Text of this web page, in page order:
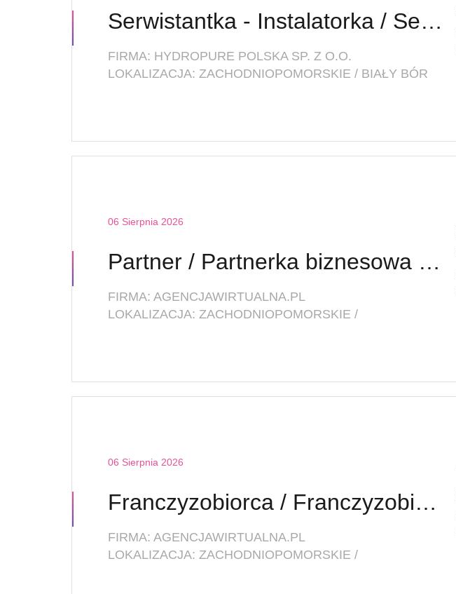
Serwistantka - Instalatorka / Serwisant - Instalator Urządzeń do Uzdatniania Wody
FIRMA: HYDROPURE POLSKA SP. Z O.O.
LOKALIZACJA: ZACHODNIOPOMORSKIE / BIAŁY BÓR
06 Sierpnia 2026
Partner / Partnerka biznesowa – agencja marketingu internetowego (model franczyzowy)
FIRMA: AGENCJAWIRTUALNA.PL
LOKALIZACJA: ZACHODNIOPOMORSKIE /
06 Sierpnia 2026
Franczyzobiorca / Franczyzobiorczyni Agencji Marketingowej
FIRMA: AGENCJAWIRTUALNA.PL
LOKALIZACJA: ZACHODNIOPOMORSKIE /